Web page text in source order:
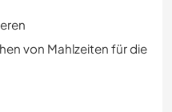
von Mahlzeiten für die